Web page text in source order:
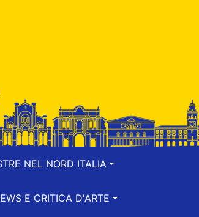
NEL NORD ITALIA
E CRITICA D'ARTE